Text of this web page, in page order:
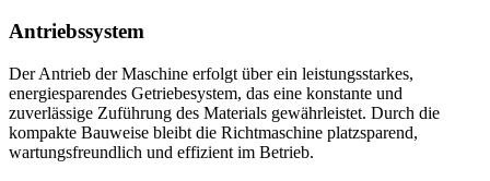
Antriebssystem
Der Antrieb der Maschine erfolgt über ein leistungsstarkes,
energiesparendes Getriebesystem, das eine konstante und
zuverlässige Zuführung des Materials gewährleistet. Durch die
kompakte Bauweise bleibt die Richtmaschine platzsparend,
wartungsfreundlich und effizient im Betrieb.